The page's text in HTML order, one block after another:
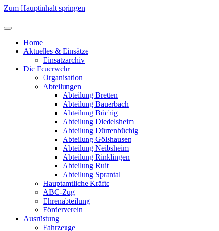
Zum Hauptinhalt springen
Home
Aktuelles & Einsätze
Einsatzarchiv
Die Feuerwehr
Organisation
Abteilungen
Abteilung Bretten
Abteilung Bauerbach
Abteilung Büchig
Abteilung Diedelsheim
Abteilung Dürrenbüchig
Abteilung Gölshausen
Abteilung Neibsheim
Abteilung Rinklingen
Abteilung Ruit
Abteilung Sprantal
Hauptamtliche Kräfte
ABC-Zug
Ehrenabteilung
Förderverein
Ausrüstung
Fahrzeuge